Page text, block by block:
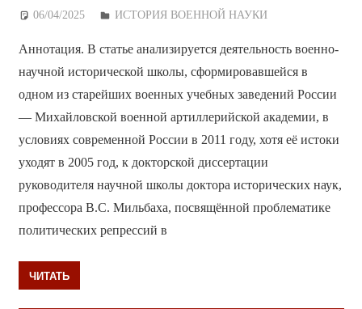
06/04/2025 Дежурный по Редакции
ИСТОРИЯ ВОЕННОЙ НАУКИ
Аннотация. В статье анализируется деятельность военно-
научной исторической школы, сформировавшейся в
одном из старейших военных учебных заведений России
— Михайловской военной артиллерийской академии, в
условиях современной России в 2011 году, хотя её истоки
уходят в 2005 год, к докторской диссертации
руководителя научной школы доктора исторических наук,
профессора В.С. Мильбаха, посвящённой проблематике
политических репрессий в
ЧИТАТЬ